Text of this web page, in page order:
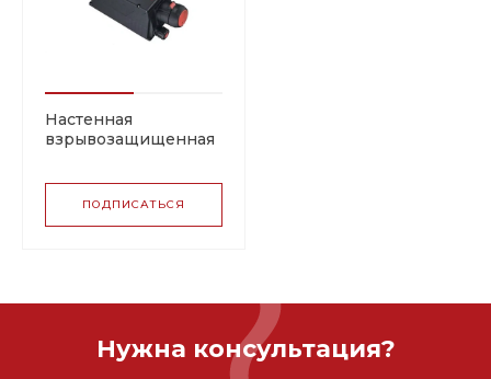
Настенная
взрывозащищенная
ПОДПИСАТЬСЯ
Нужна консультация?